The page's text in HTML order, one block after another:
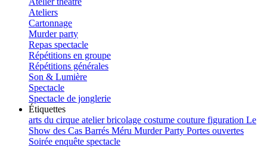
Ateliers
Cartonnage
Murder party
Repas spectacle
Répétitions en groupe
Répétitions générales
Son & Lumière
Spectacle
Spectacle de jonglerie
Étiquettes
arts du cirque atelierbricolage costume couture figuration Le
Show des Cas Barrés Méru Murder Party Portes ouvertes
Soirée enquête spectacle